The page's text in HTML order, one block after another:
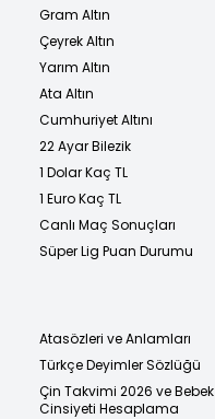
Gram Altın
Çeyrek Altın
Yarım Altın
Ata Altın
Cumhuriyet Altını
22 Ayar Bilezik
1 Dolar Kaç TL
1 Euro Kaç TL
Canlı Maç Sonuçları
Süper Lig Puan Durumu
Atasözleri ve Anlamları
Türkçe Deyimler Sözlüğü
Çin Takvimi 2026 ve Bebek
Cinsiyeti Hesaplama